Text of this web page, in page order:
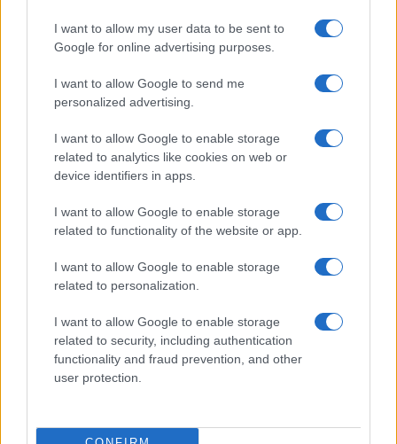
I want to allow my user data to be sent to
Google for online advertising purposes.
I want to allow Google to send me
personalized advertising.
I want to allow Google to enable storage
related to analytics like cookies on web or
device identifiers in apps.
I want to allow Google to enable storage
related to functionality of the website or app.
I want to allow Google to enable storage
related to personalization.
I want to allow Google to enable storage
related to security, including authentication
functionality and fraud prevention, and other
user protection.
Quando il gioco di squadra insegna a vivere: calcio, storia e
valore educativo
NEWS